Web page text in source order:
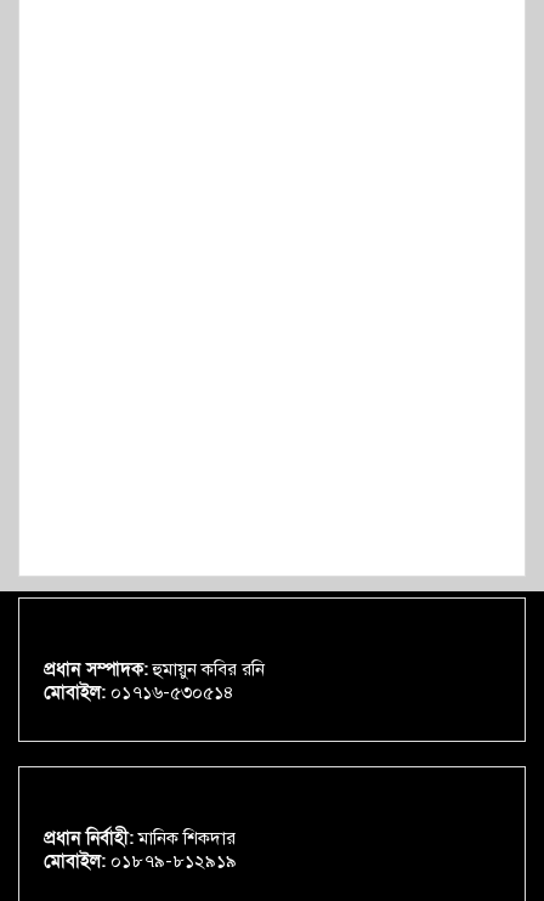
প্রধান সম্পাদক:হুমায়ুন কবির রনি
মোবাইল: ০১৭১৬-৫৩০৫১৪
প্রধান নির্বাহী:মানিক শিকদার
মোবাইল: ০১৮৭৯-৮১২৯১৯